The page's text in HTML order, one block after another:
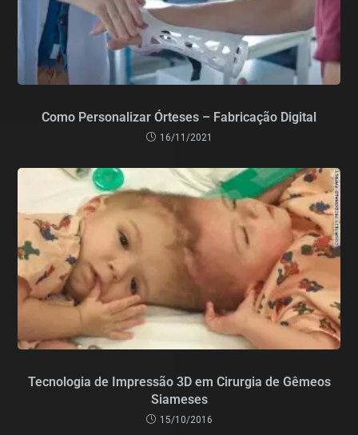
Como Personalizar Órteses – Fabricação Digital
16/11/2021
Tecnologia de Impressão 3D em Cirurgia de Gêmeos
Siameses
15/10/2016